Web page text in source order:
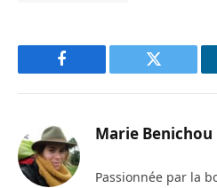
Facebook Twitter
Marie Benichou
Passionnée par la